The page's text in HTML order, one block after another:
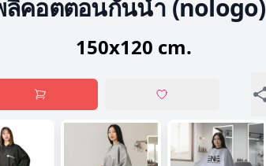
ลีคอตตอนกันน้ำ (nologo)
150x120 cm.